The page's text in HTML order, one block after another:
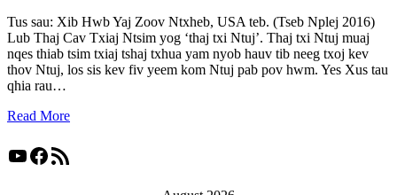
Tus sau: Xib Hwb Yaj Zoov Ntxheb, USA teb. (Tseb Nplej 2016)
Lub Thaj Cav Txiaj Ntsim yog ‘thaj txi Ntuj’. Thaj txi Ntuj muaj
nqes thiab tsim txiaj tshaj txhua yam nyob hauv tib neeg txoj kev
thov Ntuj, los sis kev fiv yeem kom Ntuj pab pov hwm. Yes Xus tau
qhia rau…
Read More
YouTube
Facebook
RSS Feed